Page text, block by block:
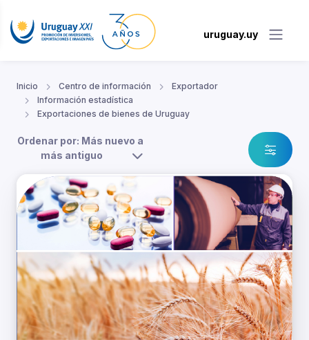
uruguay.uy
Inicio Centro de información
Exportador
Información estadística
Exportaciones de bienes de Uruguay
Ordenar por: Más nuevo a
más antiguo